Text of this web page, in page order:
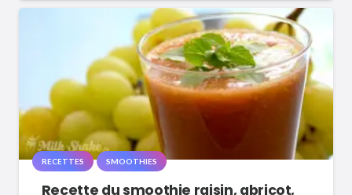
RECETTES SMOOTHIES
Recette du smoothie raisin, abricot,